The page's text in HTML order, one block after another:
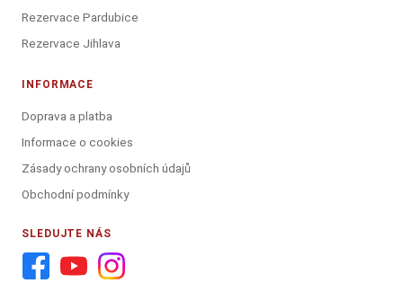
Rezervace Pardubice
Rezervace Jihlava
INFORMACE
Doprava a platba
Informace o cookies
Zásady ochrany osobních údajů
Obchodní podmínky
SLEDUJTE NÁS